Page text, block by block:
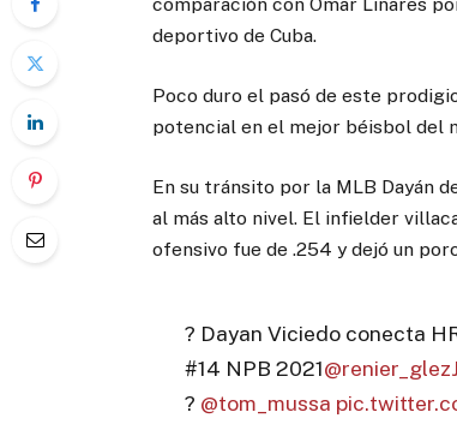
deportivo de Cuba.
Poco duro el pasó de este
potencial en el mejor béisbol del
En su tránsito por la MLB Dayán
al más alto nivel. El infielder
ofensivo fue de .254 y dejó un
? Dayan Viciedo conecta
#14 NPB 2021
? @tom_mussa